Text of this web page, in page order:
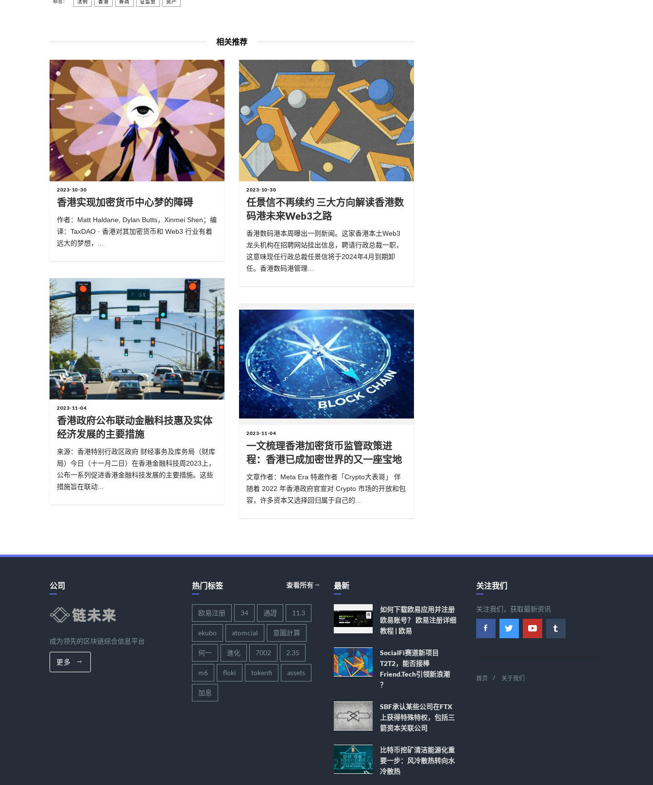
法例 香港 券商 证监会 资产
相关推荐
2023-10-30
香港实现加密货币中心梦的障碍
作者：Matt Haldane, Dylan Butts，Xinmei Shen；编
译：TaxDAO · 香港对其加密货币和 Web3 行业有着
远大的梦想，...
2023-11-04
香港​政府公布联动金融科技惠及实体
经济发展的主要措施
来源：香港特别行政区政府 财经事务及库务局（财库
局）今日（十一月二日）在香港金融科技周2023上，
公布一系列促进香港金融科技发展的主要措施。这些
措施旨在联动...
2023-10-30
任景信不再续约 三大方向解读香港数
码港未来Web3之路
香港数码港本周曝出一则新闻。这家香港本土Web3
龙头机构在招聘网站挂出信息，聘请行政总裁一职，
这意味现任行政总裁任景信将于2024年4月到期卸
任。香港数码港管理...
2023-11-04
一文梳理香港加密货币监管政策进
程：香港已成加密世界的又一座宝地
文章作者：Meta Era 特邀作者「Crypto大表哥」 伴
随着 2022 年香港政府官宣对 Crypto 市场的开放和包
容，许多资本又选择回归属于自己的...
公司
成为领先的区块链综合信息平台
更多
热门标签 查看所有
欧易注册 34 通證 11.3
ekubo atomcial 意圖計算
何一 進化 7002 2.35
m6 floki tokenfi assets
加息
最新
如何下载欧易应用并注册
欧易账号？ 欧易注册详细
教程 | 欧易
SocialFi赛道新项目
T2T2，能否接棒
Friend.tech引领新浪潮
？
SBF承认某些公司在FTX
上获得特殊特权，包括三
箭资本关联公司
比特币挖矿清洁能源化重
要一步：风冷散热转向水
冷散热
关注我们
关注我们，获取最新资讯
首页 关于我们